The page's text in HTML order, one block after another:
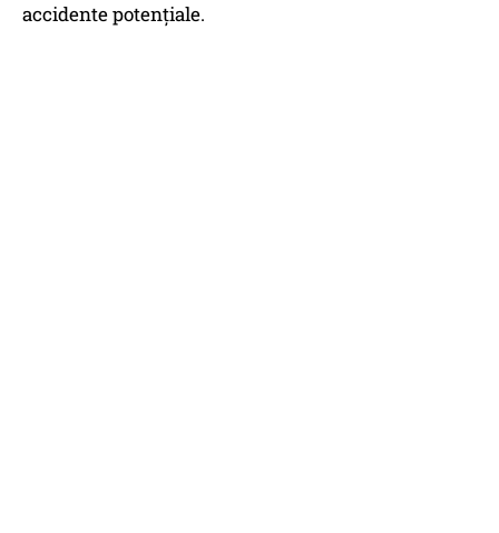
accidente potențiale.